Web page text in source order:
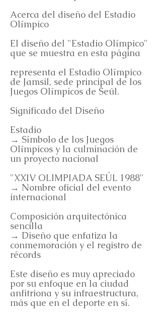
Acerca del diseño del Estadio
Olímpico
El diseño del "Estadio Olímpico"
que se muestra en esta página
representa el Estadio Olímpico
de Jamsil, sede principal de los
Juegos Olímpicos de Seúl.
Significado del Diseño
Estadio
→ Símbolo de los Juegos
Olímpicos y la culminación de
un proyecto nacional
"XXIV OLIMPIADA SEÚL 1988"
→ Nombre oficial del evento
internacional
Composición arquitectónica
sencilla
→ Diseño que enfatiza la
conmemoración y el registro de
récords
Este diseño es muy apreciado
por su enfoque en la ciudad
anfitriona y su infraestructura,
más que en el deporte en sí.